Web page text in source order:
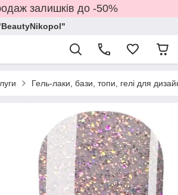
залишків до -50%
Гель-лаки, бази, топи, гелі для